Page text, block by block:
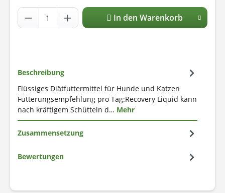
In den Warenkorb
Beschreibung
Flüssiges Diätfuttermittel für Hunde und Katzen
Fütterungsempfehlung pro Tag:Recovery Liquid kann
nach kräftigem Schütteln d… Mehr
Zusammensetzung
Bewertungen